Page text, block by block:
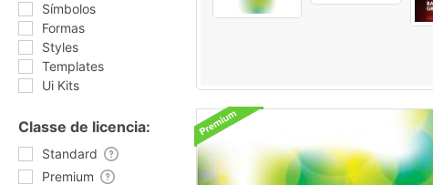
Símbolos
Formas
Styles
Templates
Ui Kits
Classe de licencia:
Standard
Premium